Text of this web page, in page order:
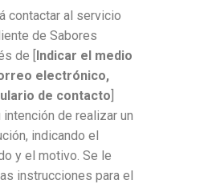
contactar al servicio
de Sabores
de [ Indicar el medio
electrónico,
de contacto
de realizar un
indicando el
y el motivo. Se le
instrucciones para el